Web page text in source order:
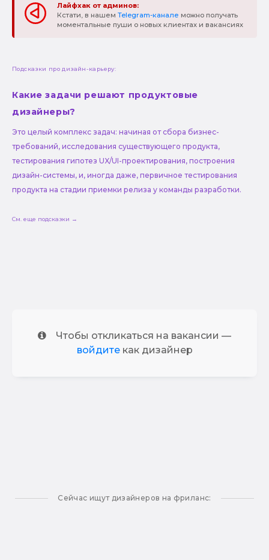
Лайфхак от админов:
Кстати, в нашем Telegram-канале можно получать
моментальные пуши о новых клиентах и вакансиях
Подсказки про дизайн-карьеру:
Какие задачи решают продуктовые
дизайнеры?
Это целый комплекс задач: начиная от сбора бизнес-
требований, исследования существующего продукта,
тестирования гипотез UX/UI-проектирования, построения
дизайн-системы, и, иногда даже, первичное тестирования
продукта на стадии приемки релиза у команды разработки.
См. еще подсказки →
Чтобы откликаться на вакансии —
войдитекак дизайнер
Сейчас ищут дизайнеров на фриланс: